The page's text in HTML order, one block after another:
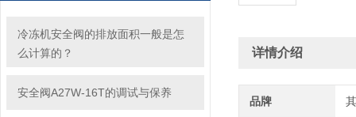
冷冻机安全阀的排放面积一般是怎
么计算的？
安全阀A27W-16T的调试与保养
详情介绍
品牌